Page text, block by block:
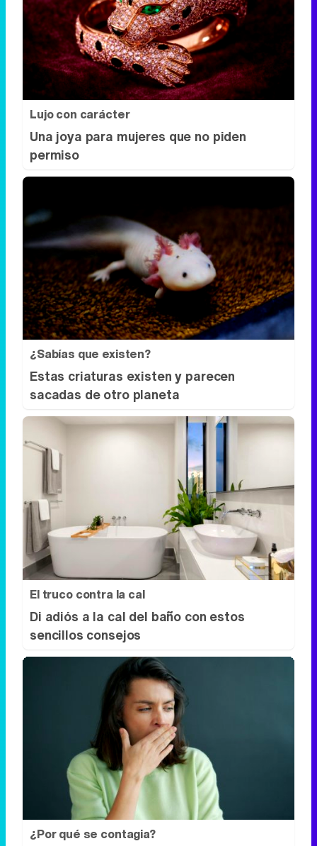
Lujo con carácter
Una joya para mujeres que no piden
permiso
¿Sabías que existen?
Estas criaturas existen y parecen
sacadas de otro planeta
El truco contra la cal
Di adiós a la cal del baño con estos
sencillos consejos
¿Por qué se contagia?